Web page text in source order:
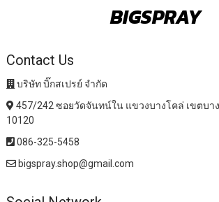
BIGSPRAY
Contact Us
บริษัท บิ๊กสเปรย์ จำกัด
457/242 ซอยวัดจันทน์ใน แขวงบางโคล่ เขตบา
10120
086-325-5458
bigspray.shop@gmail.com